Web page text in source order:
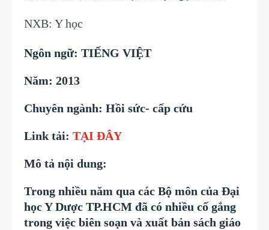
NXB: Y học
Ngôn ngữ: TIẾNG VIỆT
Năm: 2013
Chuyên ngành: Hồi sức- cấp cứu
Link tải: TẠI ĐÂY
Mô tả nội dung:
Trong nhiều năm qua các Bộ môn của Đại
học Y Dược TP.HCM đã có nhiều cố gắng
trong việc biên soạn và xuất bản sách giáo